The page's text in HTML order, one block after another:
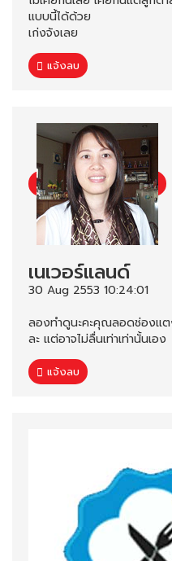
แบบนี้ได้ด้วย
เก่งจังเลย
แจ้งลบ
เนเวอร์แลนด์
30 Aug 2553 10:24:01
ลองทำดูนะคะคุณลอดช่องแต
ละ แต่อาจไม่ลื่นเท่าเท่านั้นเอง
แจ้งลบ